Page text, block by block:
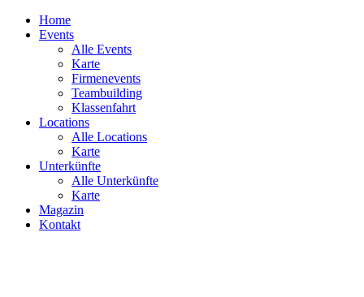
Home
Events
Alle Events
Karte
Firmenevents
Teambuilding
Klassenfahrt
Locations
Alle Locations
Karte
Unterkünfte
Alle Unterkünfte
Karte
Magazin
Kontakt